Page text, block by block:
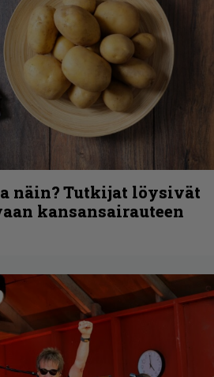
näin? Tutkijat löysivät
kansansairauteen